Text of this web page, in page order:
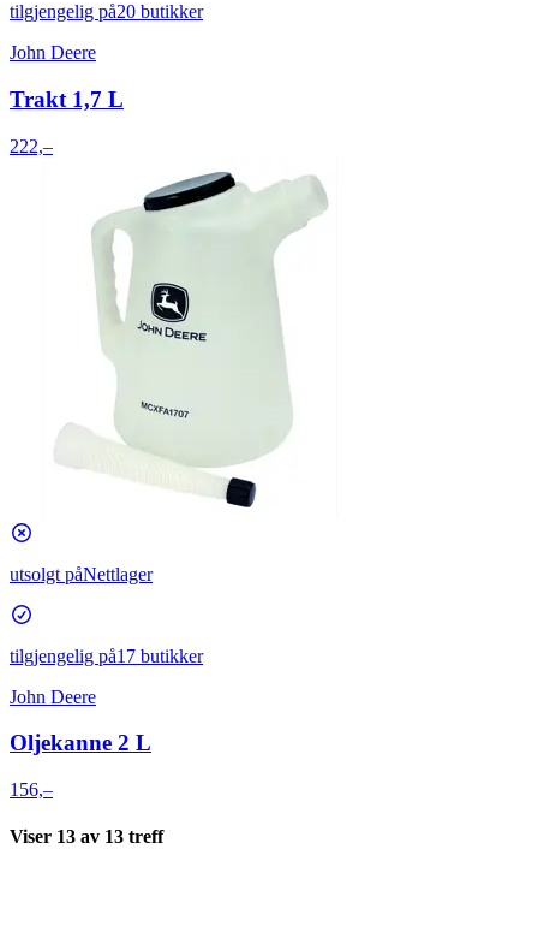
tilgjengelig på20 butikker
John Deere
Trakt 1,7 L
222,–
utsolgt påNettlager
tilgjengelig på17 butikker
John Deere
Oljekanne 2 L
156,–
Viser 13 av 13 treff